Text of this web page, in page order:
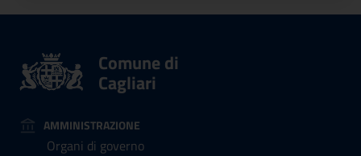
Comune di
Cagliari
AMMINISTRAZIONE
Organi di governo